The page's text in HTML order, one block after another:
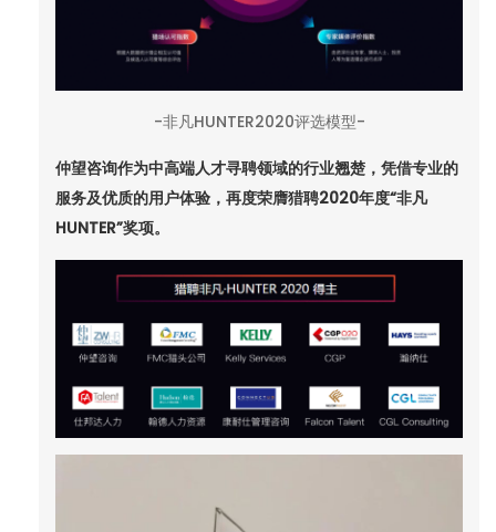
-非凡HUNTER2020评选模型-
仲望咨询作为中高端人才寻聘领域的行业翘楚，凭借专业的
服务及优质的用户体验，再度荣膺猎聘2020年度“非凡
HUNTER”奖项。